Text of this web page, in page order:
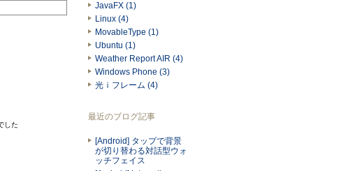
した
JavaFX (1)
Linux (4)
MovableType (1)
Ubuntu (1)
Weather Report AIR (4)
Windows Phone (3)
光ｉフレーム (4)
最近のブログ記事
[Android] タップで背景
が切り替わる対話型ウォ
ッチフェイス